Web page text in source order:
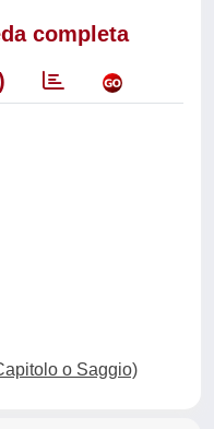
completa
o Saggio)